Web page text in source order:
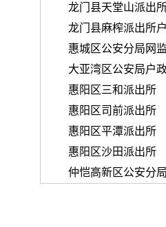
龙门县天堂山派出
龙门县麻榨派出所
惠城区公安分局网
大亚湾区公安局户
惠阳区三和派出所
惠阳区司前派出所
惠阳区平潭派出所
惠阳区沙田派出所
仲恺高新区公安分